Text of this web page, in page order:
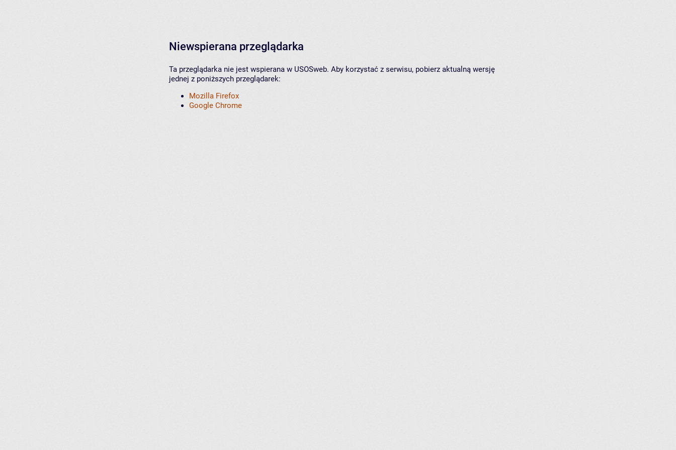
Niewspierana przeglądarka
Ta przeglądarka nie jest wspierana w USOSweb. Aby korzystać z serwisu, pobierz aktualną wersję
jednej z poniższych przeglądarek:
Mozilla Firefox
Google Chrome